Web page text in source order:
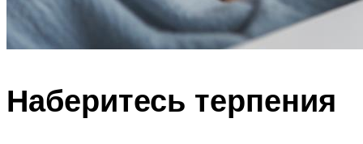
Наберитесь терпения